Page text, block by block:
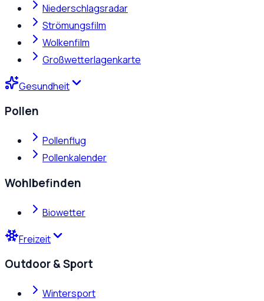
Niederschlagsradar
Strömungsfilm
Wolkenfilm
Großwetterlagenkarte
Gesundheit
Pollen
Pollenflug
Pollenkalender
Wohlbefinden
Biowetter
Freizeit
Outdoor & Sport
Wintersport